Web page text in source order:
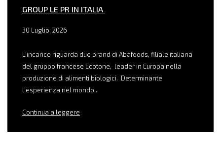
GROUP LE PR IN ITALIA
30 Luglio, 2026
L’incarico riguarda due brand di Abafoods, filiale italiana
del gruppo francese Ecotone, leader in Europa nella
produzione di alimenti biologici. Determinante
l’esperienza nel mondo...
Continua a leggere